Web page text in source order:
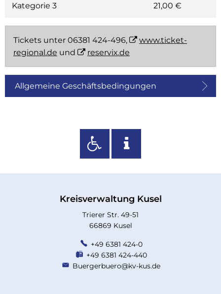
Kategorie 3 21,00 €
Tickets unter 06381 424-496,
www.ticket-
regional.de und reservix.de
Allgemeine Geschäftsbedingungen
Kreisverwaltung Kusel
Trierer Str. 49-51
66869 Kusel
+49 6381 424-0
+49 6381 424-440
Buergerbuero@kv-kus.de